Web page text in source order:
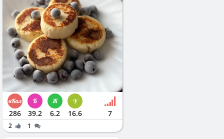
286 39.2 6.2 16.6 7
2 1